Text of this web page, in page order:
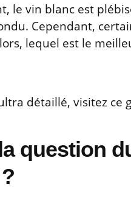
le vin blanc est
Cependant,
lequel est le
détaillé, visitez ce
question